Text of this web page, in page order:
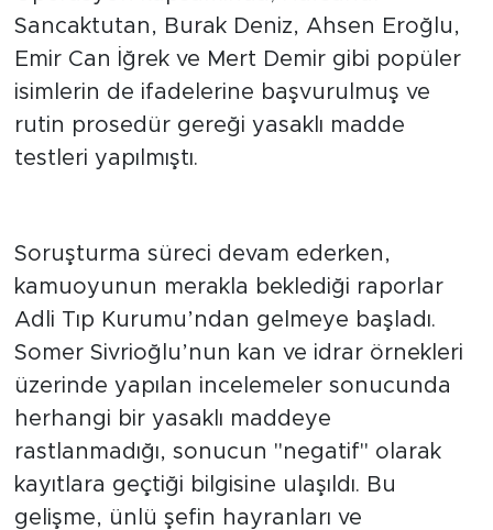
Sancaktutan, Burak Deniz, Ahsen Eroğlu,
Emir Can İğrek ve Mert Demir gibi popüler
isimlerin de ifadelerine başvurulmuş ve
rutin prosedür gereği yasaklı madde
testleri yapılmıştı.
Soruşturma süreci devam ederken,
kamuoyunun merakla beklediği raporlar
Adli Tıp Kurumu’ndan gelmeye başladı.
Somer Sivrioğlu’nun kan ve idrar örnekleri
üzerinde yapılan incelemeler sonucunda
herhangi bir yasaklı maddeye
rastlanmadığı, sonucun "negatif" olarak
kayıtlara geçtiği bilgisine ulaşıldı. Bu
gelişme, ünlü şefin hayranları ve